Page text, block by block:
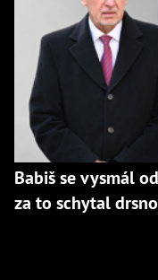
Babiš se vysmál
za to schytal